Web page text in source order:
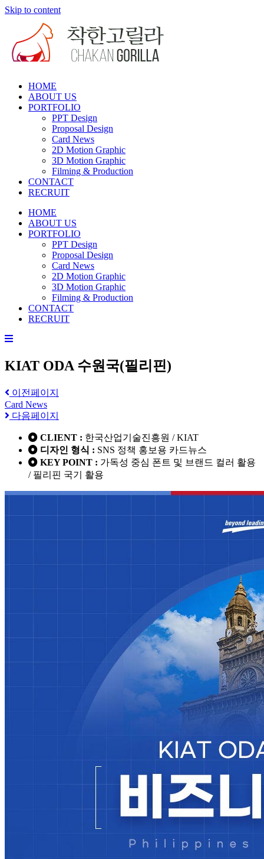
Skip to content
HOME
ABOUT US
PORTFOLIO
PPT Design
Proposal Design
Card News
2D Motion Graphic
3D Motion Graphic
Filming & Production
CONTACT
RECRUIT
HOME
ABOUT US
PORTFOLIO
PPT Design
Proposal Design
Card News
2D Motion Graphic
3D Motion Graphic
Filming & Production
CONTACT
RECRUIT
KIAT ODA 수원국(필리핀)
이전페이지
Card News
다음페이지
CLIENT : 한국산업기술진흥원 / KIAT
디자인 형식 : SNS 정책 홍보용 카드뉴스
KEY POINT : 가독성 중심 폰트 및 브랜드 컬러 활용
/ 필리핀 국기 활용